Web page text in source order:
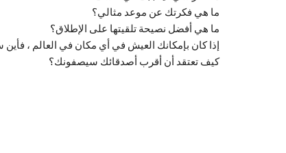
ما هي فكرتك عن موعد مثالي؟
ما هي أفضل نصيحة تلقيتها على الإطلاق؟
إذا كان بإمكانك العيش في أي مكان في العالم ،
كيف تعتقد أن أقرب أصدقائك سيصفونك؟